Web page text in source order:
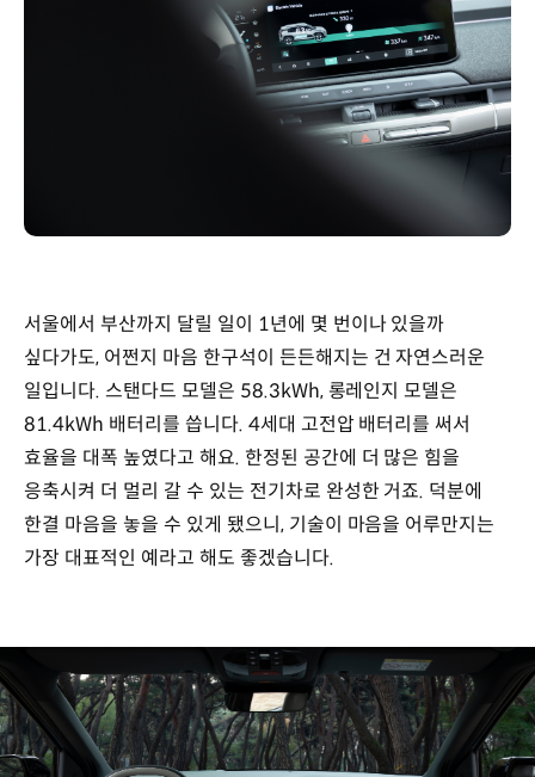
서울에서 부산까지 달릴 일이 1년에 몇 번이나 있을까
싶다가도, 어쩐지 마음 한구석이 든든해지는 건 자연스러운
일입니다. 스탠다드 모델은 58.3kWh, 롱레인지 모델은
81.4kWh 배터리를 씁니다. 4세대 고전압 배터리를 써서
효율을 대폭 높였다고 해요. 한정된 공간에 더 많은 힘을
응축시켜 더 멀리 갈 수 있는 전기차로 완성한 거죠. 덕분에
한결 마음을 놓을 수 있게 됐으니, 기술이 마음을 어루만지는
가장 대표적인 예라고 해도 좋겠습니다.